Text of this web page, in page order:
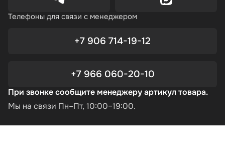
Телефоны для связи с менеджером
+7 906 714-19-12
+7 966 060-20-10
При звонке сообщите менеджеру артикул товара.
Мы на связи Пн–Пт, 10:00–19:00.